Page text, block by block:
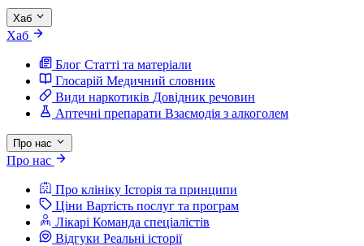
Хаб
Хаб
Блог Статті та матеріали
Глосарій Медичний словник
Види наркотиків Довідник речовин
Аптечні препарати Взаємодія з алкоголем
Про нас
Про нас
Про клініку Історія та принципи
Ціни Вартість послуг та програм
Лікарі Команда спеціалістів
Відгуки Реальні історії